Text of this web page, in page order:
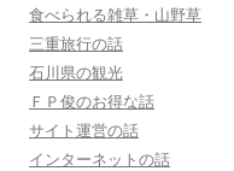
食べられる雑草・山野草
三重旅行の話
石川県の観光
ＦＰ俊のお得な話
サイト運営の話
インターネットの話